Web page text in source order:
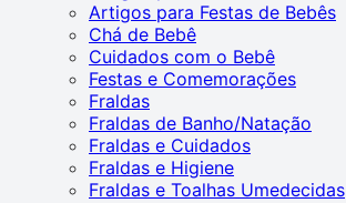
Artigos para Festas de Bebês
Chá de Bebê
Cuidados com o Bebê
Festas e Comemorações
Fraldas
Fraldas de Banho/Natação
Fraldas e Cuidados
Fraldas e Higiene
Fraldas e Toalhas Umedecidas